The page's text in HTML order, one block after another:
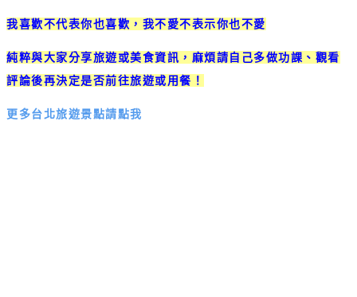
我喜歡不代表你也喜歡，我不愛不表示你也不愛
純粹與大家分享旅遊或美食資訊，麻煩請自己多做功課、觀看
評論後再決定是否前往旅遊或用餐！
更多台北旅遊景點請點我